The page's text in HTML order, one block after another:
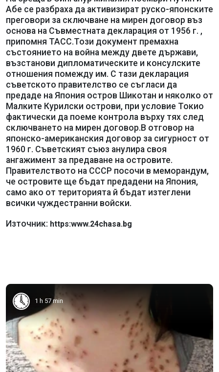
Абе се разбраха да активизират руско-японските
преговори за сключване на мирен договор въз
основа на Съвместната декларация от 1956 г. ,
припомня ТАСС.Този документ премахна
състоянието на война между двете държави,
възстанови дипломатическите и консулските
отношения помежду им. С тази декларация
съветското правителство се съгласи да
предаде на Япония остров Шикотан и няколко от
Малките Курилски острови, при условие Токио
фактически да поеме контрола върху тях след
сключването на мирен договор.В отговор на
японско-американския договор за сигурност от
1960 г. Съветският съюз анулира своя
ангажимент за предаване на островите.
Правителството на СССР посочи в меморандум,
че островите ще бъдат предадени на Япония,
само ако от територията й бъдат изтеглени
всички чуждестранни войски.
Източник: https:www.24chasa.bg
1 h 57 min